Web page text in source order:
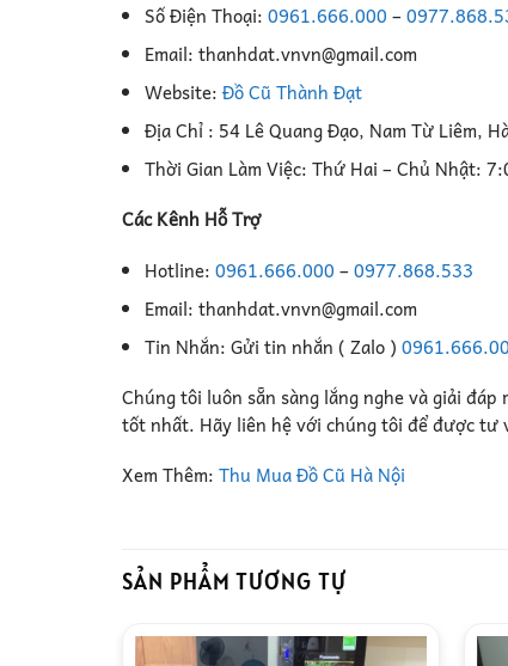
Số Điện Thoại:0961.666.000 –
Email: thanhdat.vnvn@gmail.com
Website:Đồ Cũ Thành Đạt
Địa Chỉ : 54 Lê Quang Đạo, Nam Từ Liêm,
Thời Gian Làm Việc: Thứ Hai – Chủ Nhật:
Các Kênh Hỗ Trợ
Hotline:0961.666.000 –0977.868.533
Email: thanhdat.vnvn@gmail.com
Tin Nhắn: Gửi tin nhắn ( Zalo )
Chúng tôi luôn sẵn sàng lắng nghe và giải
tốt nhất. Hãy liên hệ với chúng tôi để được tư
Xem Thêm: Thu Mua Đồ Cũ Hà Nội
SẢN PHẨM TƯƠNG TỰ